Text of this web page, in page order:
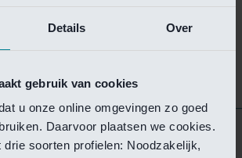
Details Over
gebruik van cookies
u onze online omgevingen zo goed
Daarvoor plaatsen we cookies.
drie soorten profielen: Noodzakelijk,
deze pagina